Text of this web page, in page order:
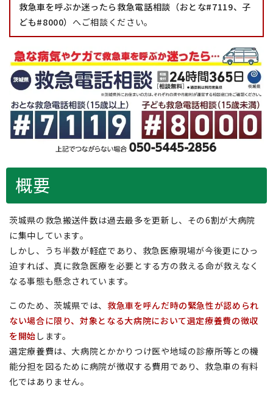
救急車を呼ぶか迷ったら救急電話相談（おとな#7119、子
ども#8000） へご相談ください。
概要
茨城県の救急搬送件数は過去最多を更新し、その6割が大病院
に集中しています。
しかし、うち半数が軽症であり、救急医療現場が今後更にひっ
迫すれば、真に救急医療を必要とする方の救える命が救えなく
なる事態も懸念されています。
このため、茨城県では、 救急車を呼んだ時の緊急性が認められ
ない場合に限り、対象となる大病院において選定療養費の徴収
を開始 します。
選定療養費は、大病院とかかりつけ医や地域の診療所等との機
能分担を図るために病院が徴収する費用であり、救急車の有料
化ではありません。